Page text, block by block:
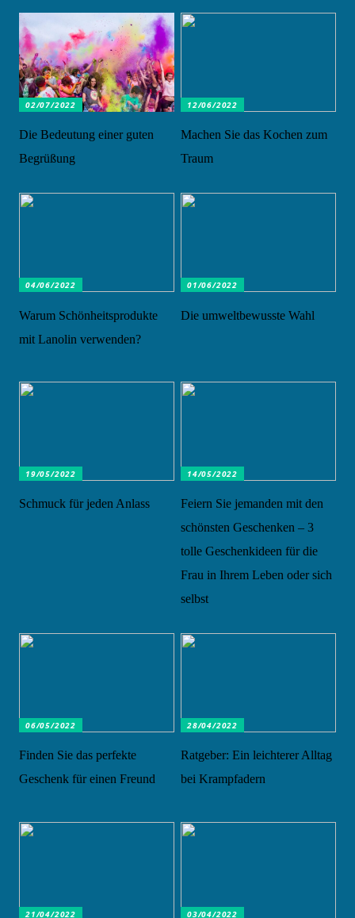
02/07/2022
Die Bedeutung einer guten
Begrüßung
12/06/2022
Machen Sie das Kochen zum
Traum
04/06/2022
Warum Schönheitsprodukte
mit Lanolin verwenden?
01/06/2022
Die umweltbewusste Wahl
19/05/2022
Schmuck für jeden Anlass
14/05/2022
Feiern Sie jemanden mit den
schönsten Geschenken – 3
tolle Geschenkideen für die
Frau in Ihrem Leben oder sich
selbst
06/05/2022
Finden Sie das perfekte
Geschenk für einen Freund
28/04/2022
Ratgeber: Ein leichterer Alltag
bei Krampfadern
21/04/2022 03/04/2022